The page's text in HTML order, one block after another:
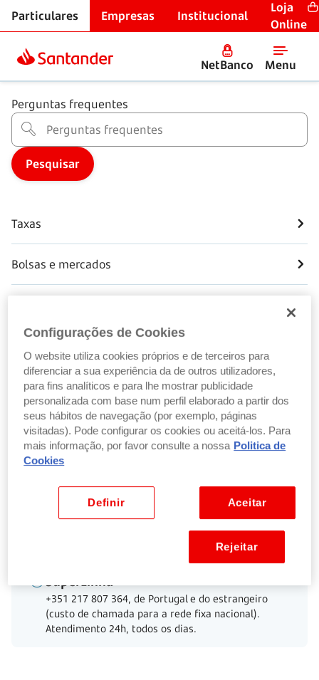
Particulares Empresas Institucional
Loja
Online
NetBanco Menu
Centro de Ajuda
Poupança e Investimento
Perguntas frequentes
Taxas
Bolsas e mercados
Fundos de investimento
Reforma (PPR e FPR)
Seguros financeiros
SuperLinha
+351 217 807 364, de Portugal e do estrangeiro
(custo de chamada para a rede fixa nacional).
Atendimento 24h, todos os dias.
Configurações de Cookies
O website utiliza cookies próprios e de terceiros para
diferenciar a sua experiência da de outros utilizadores,
para fins analíticos e para lhe mostrar publicidade
personalizada com base num perfil elaborado a partir dos
seus hábitos de navegação (por exemplo, páginas
visitadas). Pode configurar os cookies ou aceitá-los. Para
mais informação, por favor consulte a nossa Politica de
Cookies
Aceitar
Definir
Rejeitar